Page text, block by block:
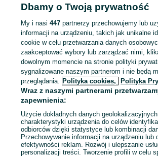
szkolne - Wielkopolskie
Podręczniki szkolne -
KATEGORIA
ID:1002290355
Wyślij wiadomość
Dbamy o Twoją prywatność
My i nasi447 partnerzy przechowujemy lub
informacji na urządzeniu, takich jak unikalne
cookie w celu przetwarzania danych
zaakceptować wybory lub zarządzać nimi,
dowolnym momencie na stronie polityki
sygnalizowane naszym partnerom i nie będą
przeglądania. Polityka cookies, Polityka
Wraz z naszymi partnerami
zapewnienia:
Użycie dokładnych danych
charakterystyki urządzenia do celów
odbiorców dzięki statystyce lub kombinacji
Przechowywanie informacji na urządzeniu lub
efektywności reklam. Rozwój i ulepszanie
personalizacji treści. Tworzenie profili w celu